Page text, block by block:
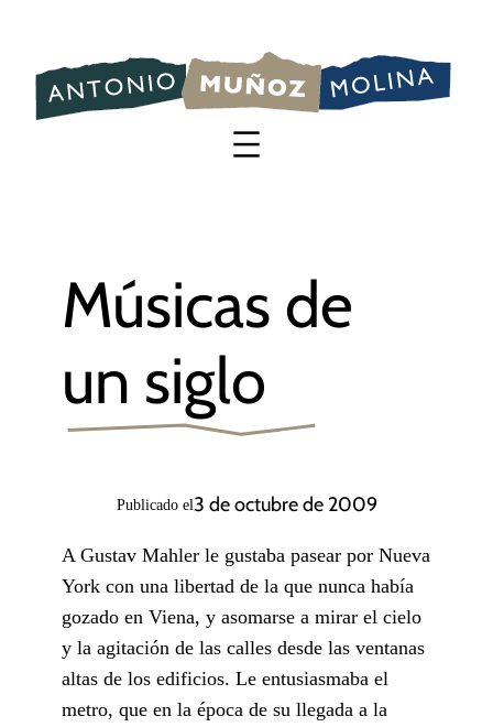
contenido
Músicas de
un siglo
Publicado el3 de octubre de 2009
A Gustav Mahler le gustaba pasear por Nueva
York con una libertad de la que nunca había
gozado en Viena, y asomarse a mirar el cielo
y la agitación de las calles desde las ventanas
altas de los edificios. Le entusiasmaba el
metro, que en la época de su llegada a la